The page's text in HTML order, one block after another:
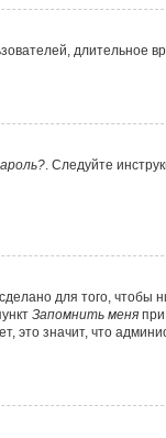
длительное
. Следуйте
для того, чтобы
Запомнить меня
это значит, что